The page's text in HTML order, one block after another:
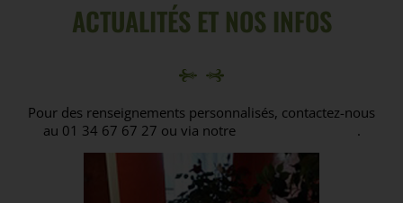
ACTUALITÉS ET NOS INFOS
Pour des renseignements personnalisés, contactez-nous
au 01 34 67 67 27 ou via notre
.